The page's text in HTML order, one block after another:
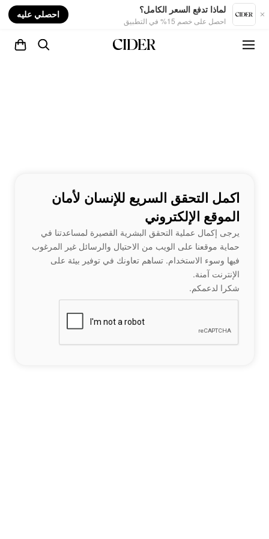
لماذا تدفع السعر الكامل؟
احصل على خصم 15% في التطبيق
احصلي عليه
اكمل التحقق السريع للإنسان لأمان
الموقع الإلكتروني
يرجى إكمال عملية التحقق البشرية القصيرة لمساعدتنا في
حماية موقعنا على الويب من الاحتيال والرسائل غير المرغوب
فيها وسوء الاستخدام. تساهم تعاونك في توفير بيئة على
الإنترنت آمنة.
شكرا لدعمكم.